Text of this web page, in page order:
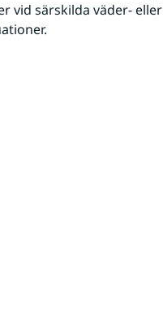
vid särskilda väder- eller